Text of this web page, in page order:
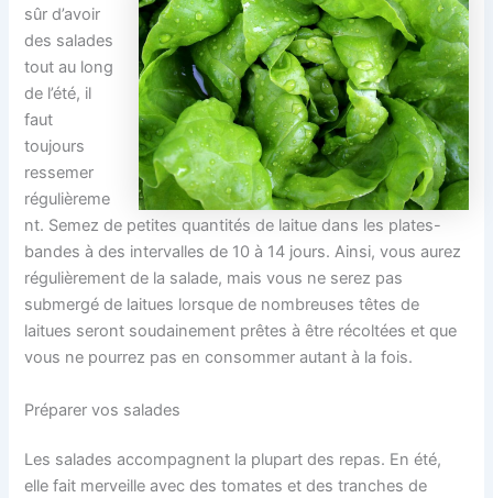
sûr d’avoir
des salades
tout au long
de l’été, il
faut
toujours
ressemer
régulièreme
nt. Semez de petites quantités de laitue dans les plates-
bandes à des intervalles de 10 à 14 jours. Ainsi, vous aurez
régulièrement de la salade, mais vous ne serez pas
submergé de laitues lorsque de nombreuses têtes de
laitues seront soudainement prêtes à être récoltées et que
vous ne pourrez pas en consommer autant à la fois.
Préparer vos salades
Les salades accompagnent la plupart des repas. En été,
elle fait merveille avec des tomates et des tranches de